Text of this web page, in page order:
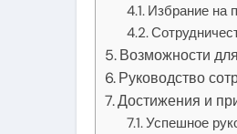
Избрание на
Возможности
Руководство
Достижения и
Успешное